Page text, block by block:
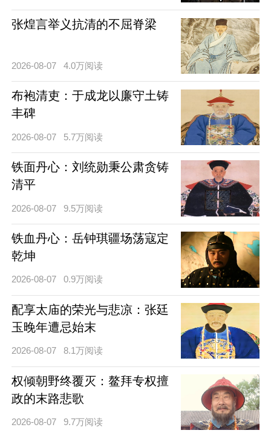
张煌言举义抗清的不屈脊梁
2026-08-07 4.0万阅读
布袍清吏：于成龙以廉守土铸
丰碑
2026-08-07 5.7万阅读
铁面丹心：刘统勋秉公肃贪铸
清平
2026-08-07 9.5万阅读
铁血丹心：岳钟琪疆场荡寇定
乾坤
2026-08-07 0.9万阅读
配享太庙的荣光与悲凉：张廷
玉晚年遭忌始末
2026-08-07 8.1万阅读
权倾朝野终覆灭：鳌拜专权擅
政的末路悲歌
2026-08-07 9.7万阅读